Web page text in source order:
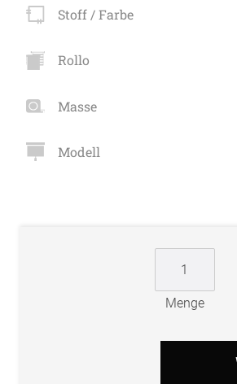
Stoff / Farbe
Rollo
Masse
Modell
Menge